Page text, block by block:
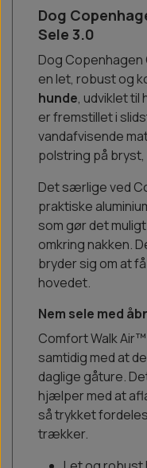
Dog
Sele 3.0
Dog Copenhagen
en let, robust og
hunde, udviklet til
er fremstillet i
vandafvisende
polstring på bryst,
Det særlige ved
praktiske
som gør det
omkring nakken.
bryder sig om at
hovedet.
Nem sele med
Comfort Walk
samtidig med at
daglige gåture.
hjælper med at
så trykket
trækker.